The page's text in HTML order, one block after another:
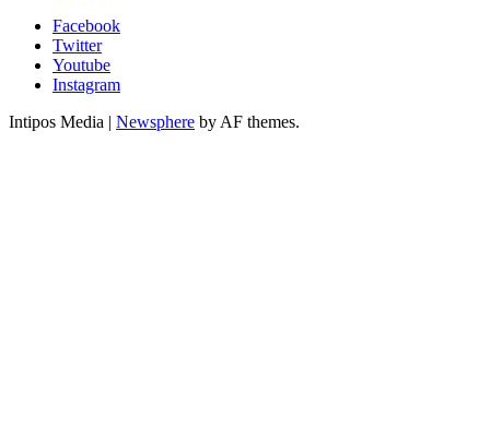
Facebook
Twitter
Youtube
Instagram
Intipos Media | Newsphere by AF themes.